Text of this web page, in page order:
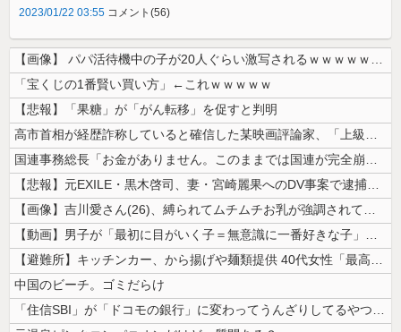
2023/01/22 03:55 コメント(56)
【画像】 パパ活待機中の子が20人ぐらい激写されるｗｗｗｗｗｗｗｗｗｗ...
「宝くじの1番賢い買い方」←これｗｗｗｗｗ
【悲報】「果糖」が「がん転移」を促すと判明
高市首相が経歴詐称していると確信した某映画評論家、「上級公務員試験に合...
国連事務総長「お金がありません。このままでは国連が完全崩壊します。助け...
【悲報】元EXILE・黒木啓司、妻・宮崎麗果へのDV事案で逮捕されてい...
【画像】吉川愛さん(26)、縛られてムチムチお乳が強調されてしまう
【動画】男子が「最初に目がいく子＝無意識に一番好きな子」という恋愛心理...
【避難所】キッチンカー、から揚げや麺類提供 40代女性「最高、パン中心...
中国のビーチ。ゴミだらけ
「住信SBI」が「ドコモの銀行」に変わってうんざりしてるやつｗｗｗｗｗ...